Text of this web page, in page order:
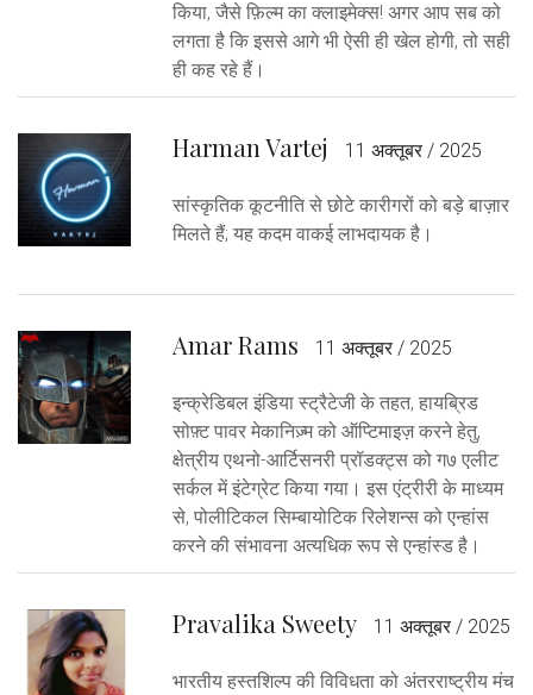
किया, जैसे फ़िल्म का क्लाइमेक्स! अगर आप सब को
लगता है कि इससे आगे भी ऐसी ही खेल होगी, तो सही
ही कह रहे हैं।
Harman Vartej 11 अक्तूबर / 2025
सांस्कृतिक कूटनीति से छोटे कारीगरों को बड़े बाज़ार
मिलते हैं; यह कदम वाकई लाभदायक है।
Amar Rams 11 अक्तूबर / 2025
इन्क्रेडिबल इंडिया स्ट्रैटेजी के तहत, हायब्रिड
सोफ़्ट पावर मेकानिज़्म को ऑप्टिमाइज़ करने हेतु,
क्षेत्रीय एथनो-आर्टिसनरी प्रॉडक्ट्स को ग७ एलीट
सर्कल में इंटेग्रेट किया गया। इस एंट्रीरी के माध्यम
से, पोलीटिकल सिम्बायोटिक रिलेशन्स को एन्हांस
करने की संभावना अत्यधिक रूप से एन्हांस्ड है।
Pravalika Sweety 11 अक्तूबर / 2025
भारतीय हस्तशिल्प की विविधता को अंतरराष्ट्रीय मंच